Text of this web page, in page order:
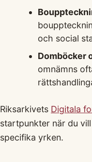
och social
Domböcker
omnämns
Riksarkivets Digitala
startpunkter när du
specifika yrken.